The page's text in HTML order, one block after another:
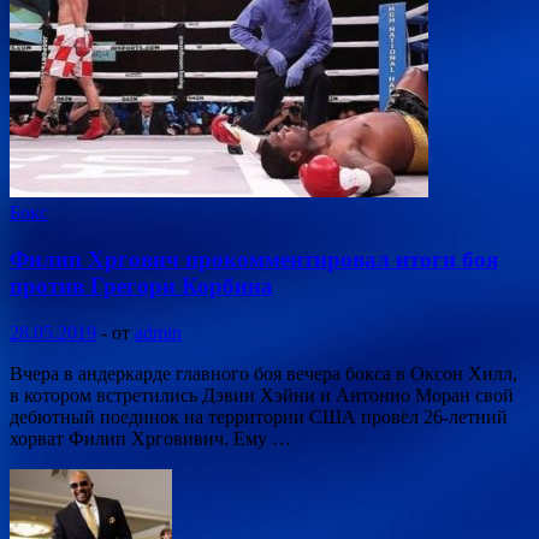
Бокс
Филип Хргович прокомментировал итоги боя
против Грегори Корбина
28.05.2019 - от admin
Вчера в андеркарде главного боя вечера бокса в Оксон Хилл,
в котором встретились Дэвин Хэйни и Антонио Моран свой
дебютный поединок на территории США провёл 26-летний
хорват Филип Хрговивич. Ему …